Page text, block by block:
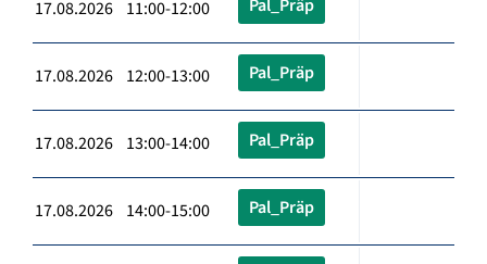
17.08.2026 11:00-12:00 Pal_Präp
17.08.2026 12:00-13:00 Pal_Präp
17.08.2026 13:00-14:00 Pal_Präp
17.08.2026 14:00-15:00 Pal_Präp